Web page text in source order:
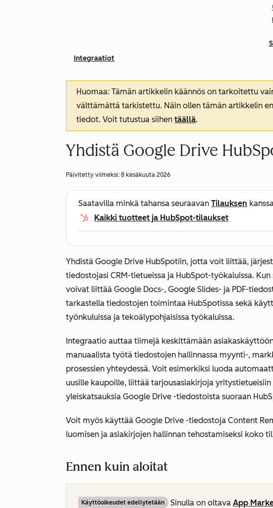
Integraatiot
Huomaa: Tämän artikkelin käännös on tarkoitettu
välttämättä tarkistettu. Näin ollen tämän artikkelin
tiedot. Voit tutustua siihen täällä.
Yhdistä Google Drive
Päivitetty viimeksi: 8 kesäkuuta 2026
Saatavilla minkä tahansa seuraavan Tilauksen
Kaikki tuotteet ja HubSpot-tilaukset
Yhdistä Google Drive HubSpotiin, jotta voit liittää,
tiedostojasi CRM-tietueissa ja HubSpot-työkaluissa.
voivat liittää Google Docs-, Google Slides- ja PDF-
tarkastella tiedostojen toimintaa HubSpotissa sekä
työnkuluissa ja tekoälypohjaisissa työkaluissa.
Integraatio auttaa tiimejä keskittämään
manuaalista työtä tiedostojen hallinnassa myynti-,
prosessien yhteydessä. Voit esimerkiksi luoda
uusille kaupoille, liittää tarjousasiakirjoja
yleiskatsauksia Google Drive -tiedostoista suoraan
Voit myös käyttää Google Drive -tiedostoja Content
luomisen ja asiakirjojen hallinnan tehostamiseksi koko
Ennen kuin aloitat
Käyttöoikeudet edellytetään Sinulla on oltava App